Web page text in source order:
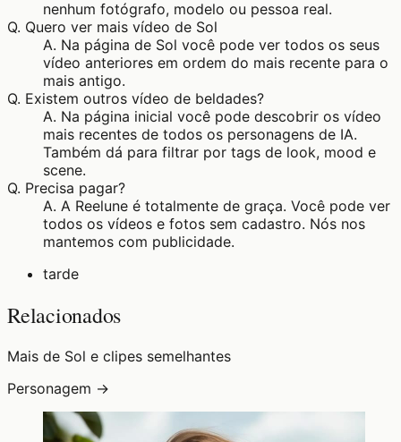
nenhum fotógrafo, modelo ou pessoa real.
Q. Quero ver mais vídeo de Sol
A. Na página de Sol você pode ver todos os seus
vídeo anteriores em ordem do mais recente para o
mais antigo.
Q. Existem outros vídeo de beldades?
A. Na página inicial você pode descobrir os vídeo
mais recentes de todos os personagens de IA.
Também dá para filtrar por tags de look, mood e
scene.
Q. Precisa pagar?
A. A Reelune é totalmente de graça. Você pode ver
todos os vídeos e fotos sem cadastro. Nós nos
mantemos com publicidade.
tarde
Relacionados
Mais de Sol e clipes semelhantes
Personagem →